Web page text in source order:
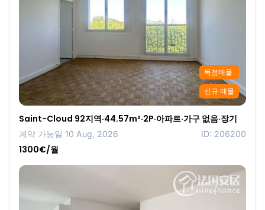
독점매물
신규 매물
Saint-Cloud 92지역·44.57m²·2P·아파트·가구 없음·장기
계약 가능일 10 Aug, 2026 ID: 206200
1300€/월